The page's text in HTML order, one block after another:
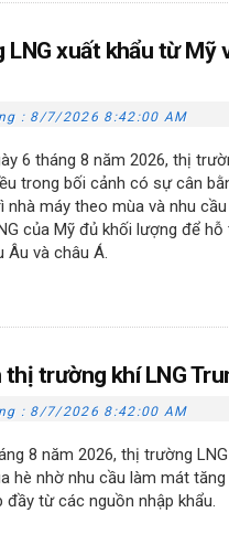
LNG xuất khẩu từ Mỹ
: 8/7/2026 8:42:00 AM
6 tháng 8 năm 2026, thị
trong bối cảnh có sự cân
nhà máy theo mùa và nhu
của Mỹ đủ khối lượng để
Âu và châu Á.
thị trường khí LNG
: 8/7/2026 8:42:00 AM
8 năm 2026, thị trường
hè nhờ nhu cầu làm mát
đầy từ các nguồn nhập khẩu.